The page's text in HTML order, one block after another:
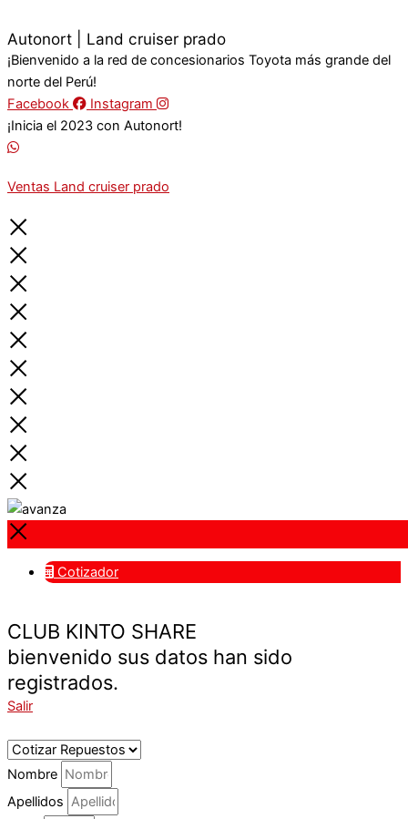
Autonort | Land cruiser prado
¡Bienvenido a la red de concesionarios Toyota más grande del
norte del Perú!
Facebook
Instagram
¡Inicia el 2023 con Autonort!
Ventas Land cruiser prado
Cotizador
CLUB KINTO SHARE
bienvenido sus datos han sido
registrados.
Salir
Nombre
Apellidos